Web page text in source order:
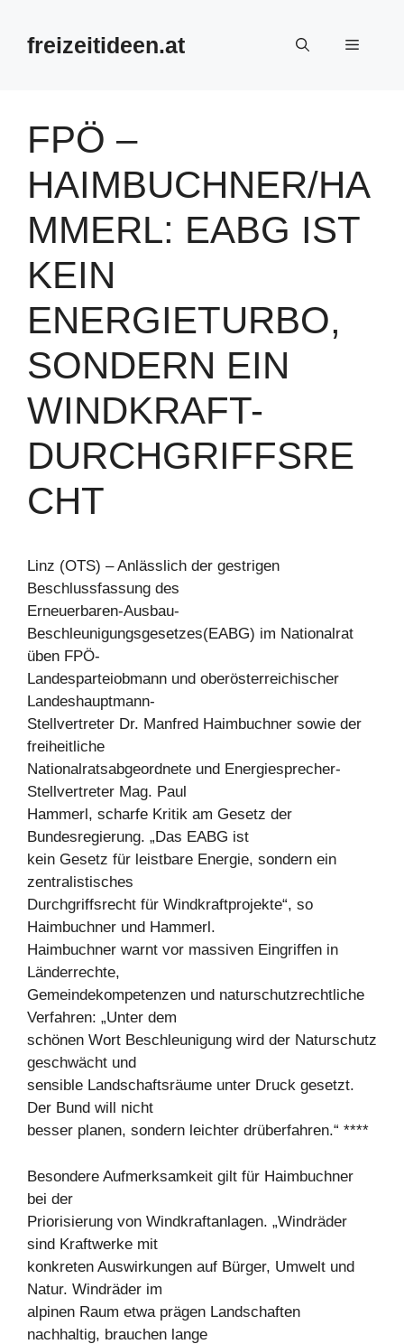
Inhalt
springenfreizeitideen.at Menü
FPÖ –
HAIMBUCHNER/HA
MMERL: EABG IST
KEIN
ENERGIETURBO,
SONDERN EIN
WINDKRAFT-
DURCHGRIFFSRE
CHT
Linz (OTS) – Anlässlich der gestrigen
Beschlussfassung des
Erneuerbaren-Ausbau-
Beschleunigungsgesetzes(EABG) im Nationalrat
üben FPÖ-
Landesparteiobmann und oberösterreichischer
Landeshauptmann-
Stellvertreter Dr. Manfred Haimbuchner sowie der
freiheitliche
Nationalratsabgeordnete und Energiesprecher-
Stellvertreter Mag. Paul
Hammerl, scharfe Kritik am Gesetz der
Bundesregierung. „Das EABG ist
kein Gesetz für leistbare Energie, sondern ein
zentralistisches
Durchgriffsrecht für Windkraftprojekte“, so
Haimbuchner und Hammerl.
Haimbuchner warnt vor massiven Eingriffen in
Länderrechte,
Gemeindekompetenzen und naturschutzrechtliche
Verfahren: „Unter dem
schönen Wort Beschleunigung wird der Naturschutz
geschwächt und
sensible Landschaftsräume unter Druck gesetzt.
Der Bund will nicht
besser planen, sondern leichter drüberfahren.“ ****
Besondere Aufmerksamkeit gilt für Haimbuchner
bei der
Priorisierung von Windkraftanlagen. „Windräder
sind Kraftwerke mit
konkreten Auswirkungen auf Bürger, Umwelt und
Natur. Windräder im
alpinen Raum etwa prägen Landschaften
nachhaltig, brauchen lange